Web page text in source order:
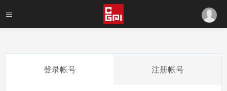
登录帐号 注册帐号